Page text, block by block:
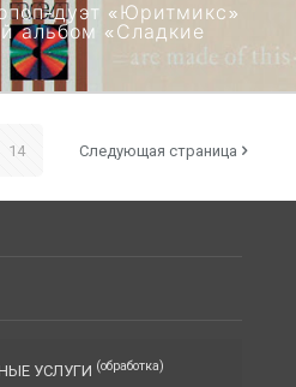
дуэт «Юритмикс»
альбом «Сладкие
14 Следующая страница
УСЛУГИ (обработка)